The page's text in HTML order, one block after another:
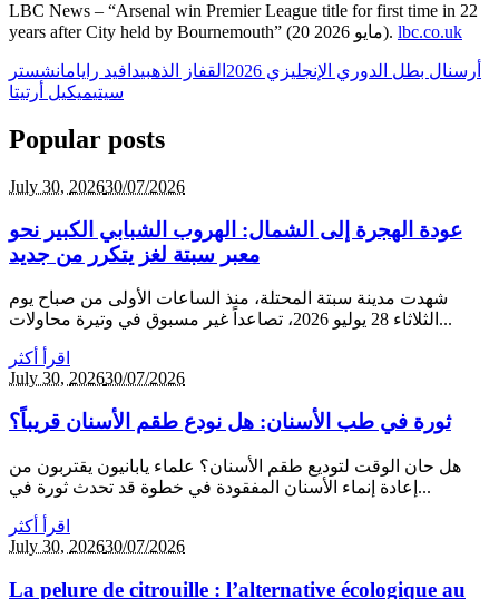
LBC News – “Arsenal win Premier League title for first time in 22
years after City held by Bournemouth” (20 مايو 2026). lbc.co.uk
أرسنال بطل الدوري الإنجليزي 2026 القفاز الذهبيدافيد رايامانشستر
سيتيميكيل أرتيتا
Popular posts
July 30, 202630/07/2026
عودة الهجرة إلى الشمال: الهروب الشبابي الكبير نحو
معبر سبتة لغز يتكرر من جديد
شهدت مدينة سبتة المحتلة، منذ الساعات الأولى من صباح يوم
الثلاثاء 28 يوليو 2026، تصاعداً غير مسبوق في وتيرة محاولات...
اقرأ أكثر
July 30, 202630/07/2026
ثورة في طب الأسنان: هل نودع طقم الأسنان قريباً؟
هل حان الوقت لتوديع طقم الأسنان؟ علماء يابانيون يقتربون من
إعادة إنماء الأسنان المفقودة في خطوة قد تحدث ثورة في...
اقرأ أكثر
July 30, 202630/07/2026
La pelure de citrouille : l’alternative écologique au